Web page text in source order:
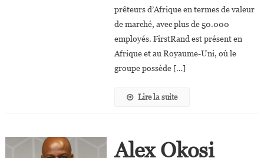
CEO
De
FirstRand
prêteurs d’Afrique en termes de valeur
de marché, avec plus de 50.000
employés. FirstRand est présent en
Afrique et au Royaume-Uni, où le
groupe possède […]
Lire la suite
Alex Okosi